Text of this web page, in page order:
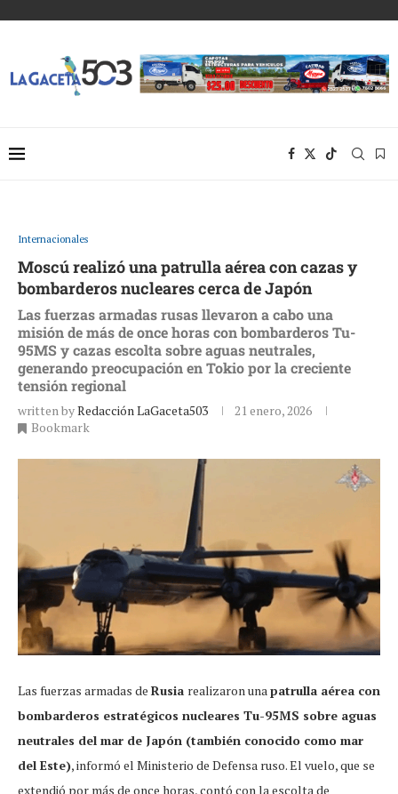
Internacionales
Moscú realizó una patrulla aérea con cazas y
bombarderos nucleares cerca de Japón
Las fuerzas armadas rusas llevaron a cabo una
misión de más de once horas con bombarderos Tu-
95MS y cazas escolta sobre aguas neutrales,
generando preocupación en Tokio por la creciente
tensión regional
written byRedacción LaGaceta503
21 enero, 2026
Bookmark
Las fuerzas armadas de Rusia realizaron una patrulla aérea con
bombarderos estratégicos nucleares Tu-95MS sobre aguas
neutrales del mar de Japón (también conocido como mar
del Este), informó el Ministerio de Defensa ruso. El vuelo, que se
extendió por más de once horas, contó con la escolta de